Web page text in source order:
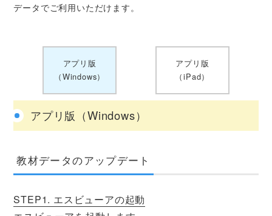
データでご利用いただけます。
アプリ版
（Windows）
アプリ版
（iPad）
アプリ版（Windows）
教材データのアップデート
STEP1. エスビューアの起動